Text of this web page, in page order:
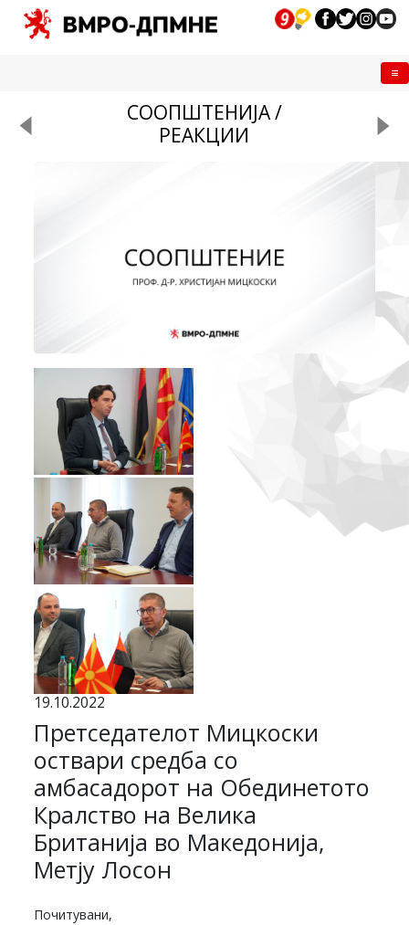
СООПШТЕНИЈА /
РЕАКЦИИ
19.10.2022
Претседателот Мицкоски
оствари средба со
амбасадорот на Обединетото
Кралство на Велика
Британија во Македонија,
Метју Лосон
Почитувани,